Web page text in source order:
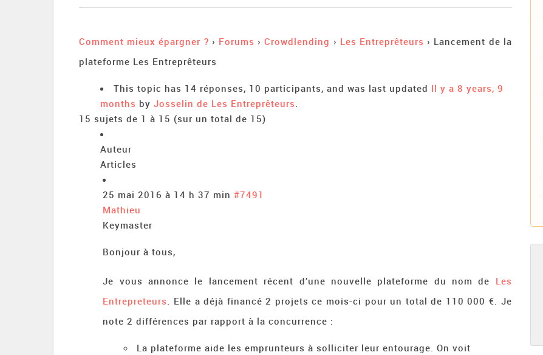
Comment mieux épargner ? › Forums › Crowdlending › Les Entreprêteurs › Lancement de la
plateforme Les Entreprêteurs
This topic has 14 réponses, 10 participants, and was last updated Il y a 8 years, 9
months byJosselin de Les Entreprêteurs.
15 sujets de 1 à 15 (sur un total de 15)
Auteur
Articles
25 mai 2016 à 14 h 37 min #7491
Mathieu
Keymaster
Bonjour à tous,
Je vous annonce le lancement récent d’une nouvelle plateforme du nom de Les
Entrepreteurs. Elle a déjà financé 2 projets ce mois-ci pour un total de 110 000 €. Je
note 2 différences par rapport à la concurrence :
La plateforme aide les emprunteurs à solliciter leur entourage. On voit